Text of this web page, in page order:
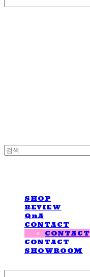
SHOP
REVIEW
QnA
CONTACT
CONTACT
CONTACT
SHOWROOM